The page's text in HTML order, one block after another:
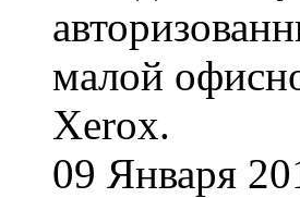
малой
Xerox.
09 Января